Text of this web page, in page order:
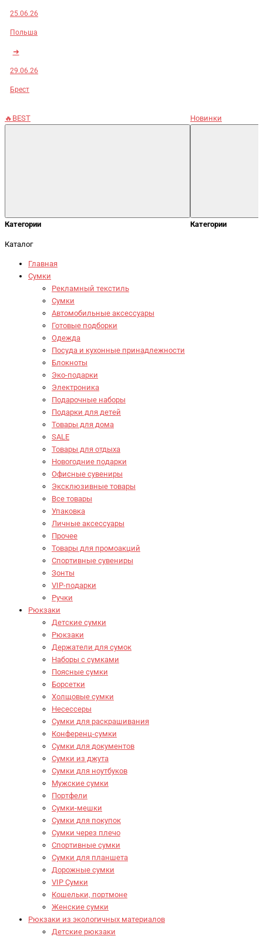
25.06.26
Польша
➜
29.06.26
Брест
🔥BEST
Категории
Новинки
Категории
Каталог
Главная
Сумки
Рекламный текстиль
Сумки
Автомобильные аксессуары
Готовые подборки
Одежда
Посуда и кухонные принадлежности
Блокноты
Эко-подарки
Электроника
Подарочные наборы
Подарки для детей
Товары для дома
SALE
Товары для отдыха
Новогодние подарки
Офисные сувениры
Эксклюзивные товары
Все товары
Упаковка
Личные аксессуары
Прочее
Товары для промоакций
Спортивные сувениры
Зонты
VIP-подарки
Ручки
Рюкзаки
Детские сумки
Рюкзаки
Держатели для сумок
Наборы с сумками
Поясные сумки
Борсетки
Холщовые сумки
Несессеры
Сумки для раскрашивания
Конференц-сумки
Сумки для документов
Сумки из джута
Сумки для ноутбуков
Мужские сумки
Портфели
Сумки-мешки
Сумки для покупок
Сумки через плечо
Спортивные сумки
Сумки для планшета
Дорожные сумки
VIP Сумки
Кошельки, портмоне
Женские сумки
Рюкзаки из экологичных материалов
Детские рюкзаки